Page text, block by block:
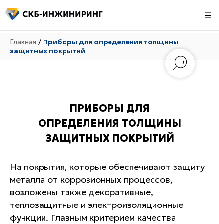
☰
Главная / Приборы для определения толщины
защитных покрытий
ПРИБОРЫ ДЛЯ
ОПРЕДЕЛЕНИЯ ТОЛЩИНЫ
ЗАЩИТНЫХ ПОКРЫТИЙ
На покрытия, которые обеспечивают защиту
металла от коррозионных процессов,
возложены также декоративные,
теплозащитные и электроизоляционные
функции. Главным критерием качества